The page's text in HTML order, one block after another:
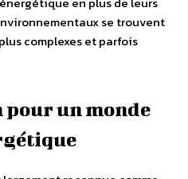
se trouvent
complexes et parfois
pour un monde